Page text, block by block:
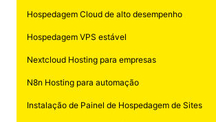
Hospedagem Cloud de alto desempenho
Hospedagem VPS estável
Nextcloud Hosting para empresas
N8n Hosting para automação
Instalação de Painel de Hospedagem de Sites